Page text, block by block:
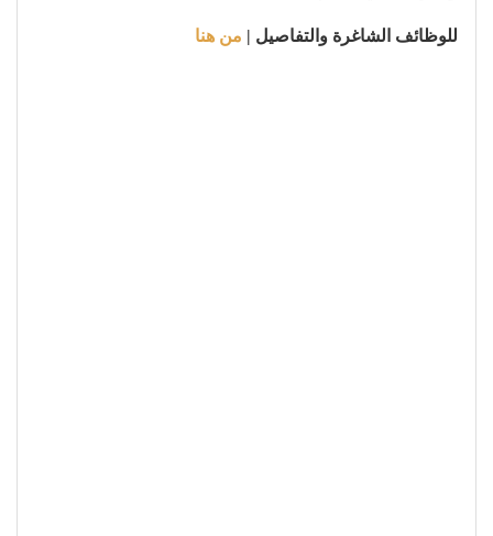
للوظائف الشاغرة والتفاصيل | من هنا